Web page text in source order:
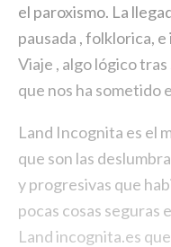
el paroxismo. La
pausada , folklorica,
Viaje , algo lógico
que nos ha sometido
Land Incognita es el
que son las
y progresivas que
pocas cosas seguras
Land incognita.es